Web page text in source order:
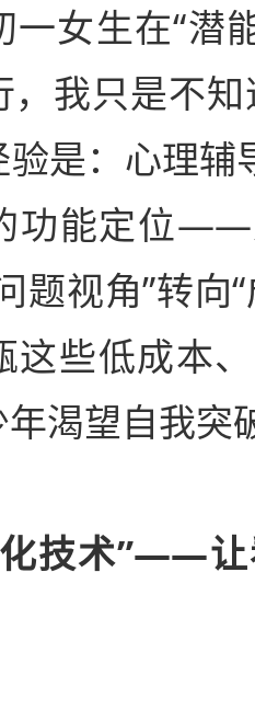
女生在“潜
我只是不
是：心理辅
功能定位
题视角”转向
这些低成本
渴望自我突
技术”——让